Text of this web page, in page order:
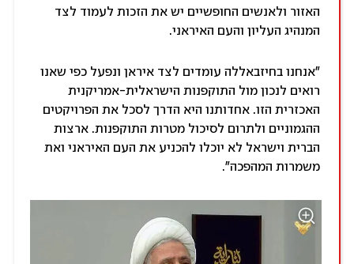
האזור ולאנשים החופשיים יש את הזכות לעמוד לצד
המנהיג העליון והעם האיראני.
"אנחנו בחיזבאללה עומדים לצד איראן ונפעל כפי שאנו
רואים לנכון מול התוקפנות הישראלית-אמריקנית
האכזרית הזו. אחדותנו היא הדרך לסכל את הפרויקטים
ההגמוניים ולתרום לסיכול מטרות התוקפנות. ארצות
הברית וישראל לא יוכלו להכניע את העם האיראני ואת
משמרות המהפכה".